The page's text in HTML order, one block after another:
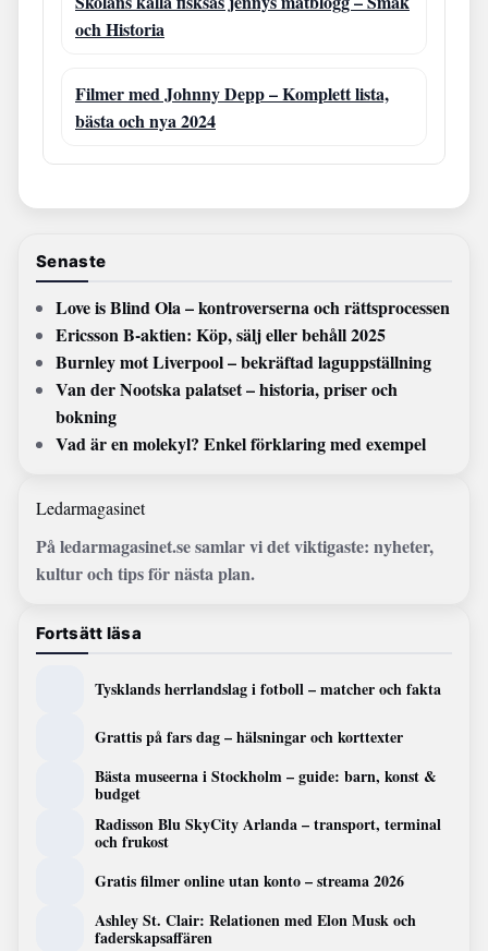
och Historia
Filmer med Johnny Depp – Komplett lista,
bästa och nya 2024
Senaste
Love is Blind Ola – kontroverserna och rättsprocessen
Ericsson B-aktien: Köp, sälj eller behåll 2025
Burnley mot Liverpool – bekräftad laguppställning
Van der Nootska palatset – historia, priser och
bokning
Vad är en molekyl? Enkel förklaring med exempel
Ledarmagasinet
På ledarmagasinet.se samlar vi det viktigaste: nyheter,
kultur och tips för nästa plan.
Fortsätt läsa
Tysklands herrlandslag i fotboll – matcher och fakta
Grattis på fars dag – hälsningar och korttexter
Bästa museerna i Stockholm – guide: barn, konst &
budget
Radisson Blu SkyCity Arlanda – transport, terminal
och frukost
Gratis filmer online utan konto – streama 2026
Ashley St. Clair: Relationen med Elon Musk och
faderskapsaffären